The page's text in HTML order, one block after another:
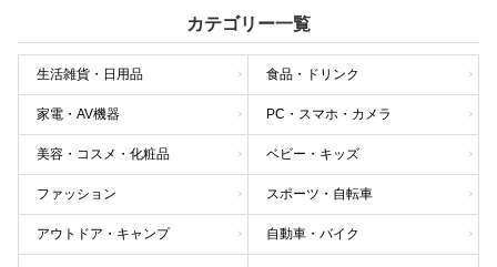
カテゴリー一覧
生活雑貨・日用品 食品・ドリンク
家電・AV機器 PC・スマホ・カメラ
美容・コスメ・化粧品 ベビー・キッズ
ファッション スポーツ・自転車
アウトドア・キャンプ 自動車・バイク